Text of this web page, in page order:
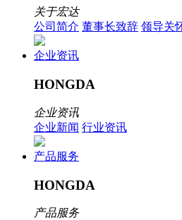
关于宏达
公司简介 董事长致辞 领导关
企业资讯
HONGDA
企业资讯
企业新闻 行业资讯
产品服务
HONGDA
产品服务